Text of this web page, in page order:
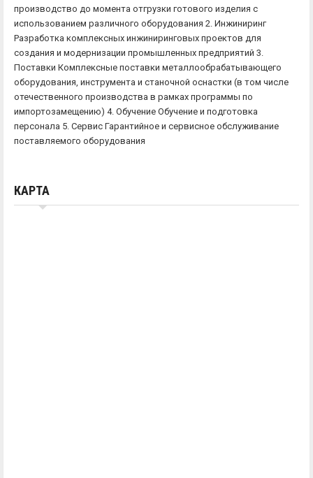
производство до момента отгрузки готового изделия с
использованием различного оборудования 2. Инжиниринг
Разработка комплексных инжиниринговых проектов для
создания и модернизации промышленных предприятий 3.
Поставки Комплексные поставки металлообрабатывающего
оборудования, инструмента и станочной оснастки (в том числе
отечественного производства в рамках программы по
импортозамещению) 4. Обучение Обучение и подготовка
персонала 5. Сервис Гарантийное и сервисное обслуживание
поставляемого оборудования
КАРТА